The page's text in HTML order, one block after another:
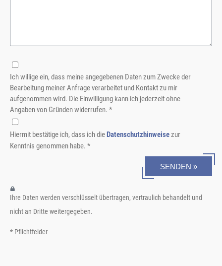
Ich willige ein, dass meine angegebenen Daten zum Zwecke der
Bearbeitung meiner Anfrage verarbeitet und Kontakt zu mir
aufgenommen wird. Die Einwilligung kann ich jederzeit ohne
Angaben von Gründen widerrufen. *
Hiermit bestätige ich, dass ich dieDatenschutzhinweisezur
Kenntnis genommen habe. *
SENDEN »
Ihre Daten werden verschlüsselt übertragen, vertraulich behandelt und
nicht an Dritte weitergegeben.
* Pflichtfelder